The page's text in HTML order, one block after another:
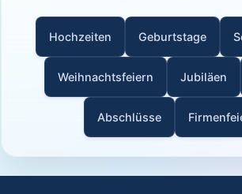
Hochzeiten Geburtstage
Weihnachtsfeiern Jubiläen
Abschlüsse